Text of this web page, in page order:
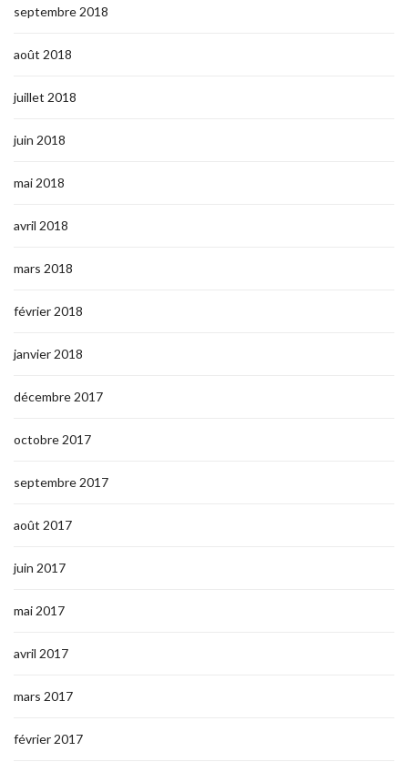
septembre 2018
août 2018
juillet 2018
juin 2018
mai 2018
avril 2018
mars 2018
février 2018
janvier 2018
décembre 2017
octobre 2017
septembre 2017
août 2017
juin 2017
mai 2017
avril 2017
mars 2017
février 2017